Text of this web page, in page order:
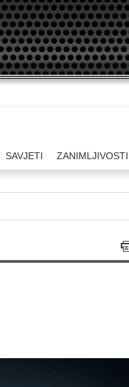
SAVJETI ZANIMLJIVOSTI